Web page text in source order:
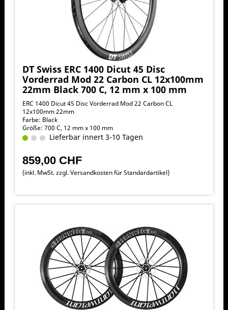
DT Swiss ERC 1400 Dicut 45 Disc
Vorderrad Mod 22 Carbon CL 12x100mm
22mm Black 700 C, 12 mm x 100 mm
ERC 1400 Dicut 45 Disc Vorderrad Mod 22 Carbon CL
12x100mm 22mm
Farbe: Black
Größe: 700 C, 12 mm x 100 mm
Lieferbar innert 3-10 Tagen
859,00 CHF
(inkl. MwSt. zzgl.Versandkosten für Standardartikel)